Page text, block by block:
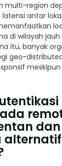
multi-region
antar
di wilayah
itu, banyak
geo-
dan